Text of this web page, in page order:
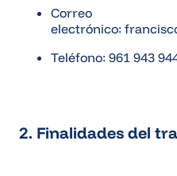
Correo
electrónico:
Teléfono: 961 943
2. Finalidades del